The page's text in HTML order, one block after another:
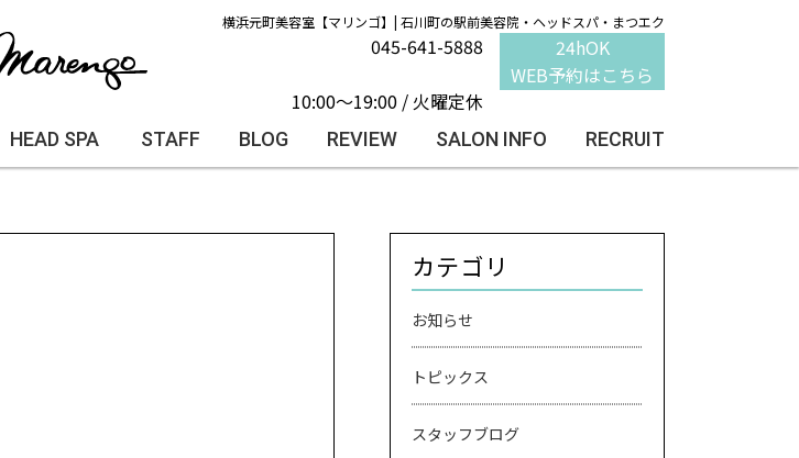
横浜元町美容室【マリンゴ】| 石川町の駅前美容院・ヘッドスパ・まつエク
045-641-5888
10:00～19:00 / 火曜定休
24hOK
WEB予約はこちら
HEAD SPA STAFF BLOG REVIEW SALON INFO RECRUIT
カテゴリ
お知らせ
トピックス
スタッフブログ